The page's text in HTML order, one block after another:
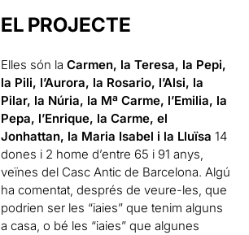
EL PROJECTE
Elles són laCarmen, la Teresa, la Pepi,
la Pili, l’Aurora, la Rosario, l’Alsi, la
Pilar, la Núria, la Mª Carme, l’Emilia, la
Pepa, l’Enrique, la Carme, el
Jonhattan, la Maria Isabel i la Lluïsa14
dones i 2 home d’entre 65 i 91 anys,
veïnes del Casc Antic de Barcelona. Algú
ha comentat, després de veure-les, que
podrien ser les “iaies” que tenim alguns
a casa, o bé les “iaies” que algunes